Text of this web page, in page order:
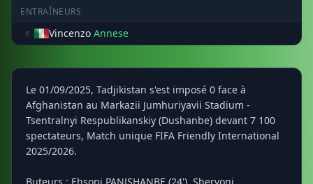
ENTRAÎNEURS
e
Vincenzo Annese
Le 01/09/2025, Tadjikistan s'est imposé 0 face à
Afghanistan au Markazii Jumhuriyavii Stadium -
Tsentralnyi Respublikanskiy (Dushanbe) devant 7 100
spectateurs, Match unique FIFA Friendly International
2025/2026.